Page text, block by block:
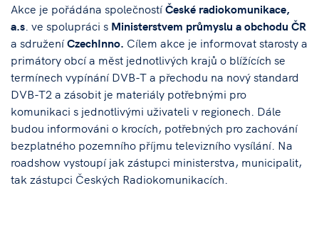
Akce je pořádána společnostíČeské radiokomunikace,
a.s . ve spolupráci s Ministerstvem průmyslu a obchodu ČR
a sdruženíCzechInno. Cílem akce je informovat starosty a
primátory obcí a měst jednotlivých krajů o blížících se
termínech vypínání DVB-T a přechodu na nový standard
DVB-T2 a zásobit je materiály potřebnými pro
komunikaci s jednotlivými uživateli v regionech. Dále
budou informováni o krocích, potřebných pro zachování
bezplatného pozemního příjmu televizního vysílání. Na
roadshow vystoupí jak zástupci ministerstva, municipalit,
tak zástupci Českých Radiokomunikacích.